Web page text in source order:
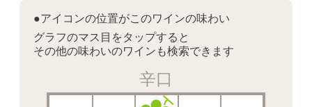
●アイコンの位置がこのワインの味わい
グラフのマス目をタップすると
その他の味わいのワインも検索できます
辛口